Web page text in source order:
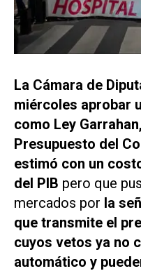
La Cámara de
miércoles aprobar
como Ley
Presupuesto del
estimó con un
del PIB pero que
mercados por la
que transmite el
cuyos vetos ya no
automático y